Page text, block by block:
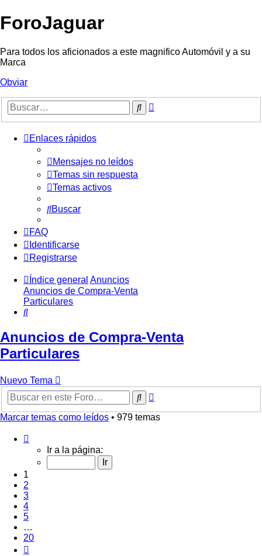
ForoJaguar
Para todos los aficionados a este magnifico Automóvil y a su
Marca
Obviar
Buscar
Enlaces rápidos
Mensajes no leídos
Temas sin respuesta
Temas activos
Buscar
FAQ
Identificarse
Registrarse
Índice general Anuncios
Anuncios de Compra-Venta
Particulares
Buscar
Anuncios de Compra-Venta
Particulares
Nuevo Tema
Buscar
Marcar temas como leídos • 979 temas
20
Ir a la página:
1
2
3
4
5
…
20